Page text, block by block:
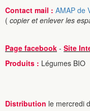
Contact mail : AMAP de
( copier et enlever les
Page facebook - Site
Produits : Légumes BIO
Distribution le mercredi